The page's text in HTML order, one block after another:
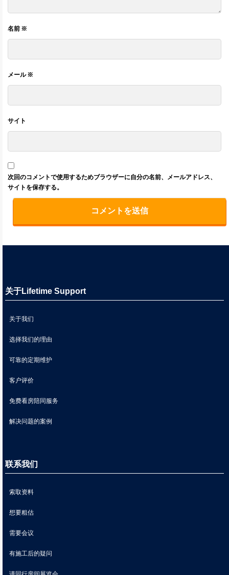
名前 ※
メール※
サイト
次回のコメントで使用するためブラウザーに自分の名前、メールアドレス、
サイトを保存する。
关于Lifetime Support
关于我们
选择我们的理由
可靠的定期维护
客户评价
免费看房陪同服务
解决问题的案例
联系我们
索取资料
想要粗估
需要会议
有施工后的疑问